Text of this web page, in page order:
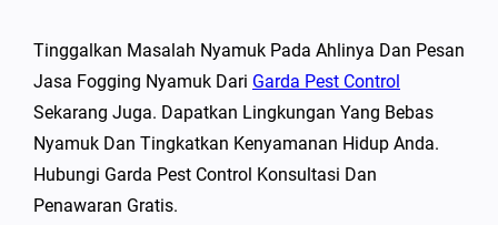
Tinggalkan Masalah Nyamuk Pada Ahlinya Dan Pesan
Jasa Fogging Nyamuk Dari Garda Pest Control
Sekarang Juga. Dapatkan Lingkungan Yang Bebas
Nyamuk Dan Tingkatkan Kenyamanan Hidup Anda.
Hubungi Garda Pest Control Konsultasi Dan
Penawaran Gratis.